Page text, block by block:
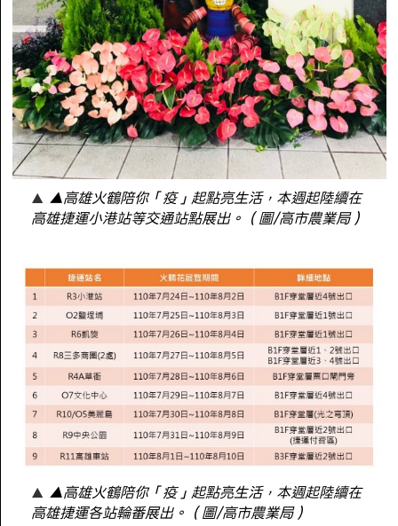
▲高雄火鶴陪你「疫」起點亮生活，本週起陸續在
高雄捷運小港站等交通站點展出。（圖/高市農業局）
▲高雄火鶴陪你「疫」起點亮生活，本週起陸續在
高雄捷運各站輪番展出。（圖/高市農業局）